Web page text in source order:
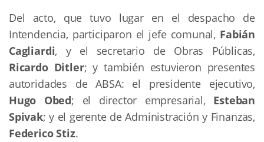
Del acto, que tuvo lugar en el despacho de
Intendencia, participaron el jefe comunal, Fabián
Cagliardi, y el secretario de Obras Públicas,
Ricardo Ditler; y también estuvieron presentes
autoridades de ABSA: el presidente ejecutivo,
Hugo Obed; el director empresarial, Esteban
Spivak; y el gerente de Administración y Finanzas,
Federico Stiz.